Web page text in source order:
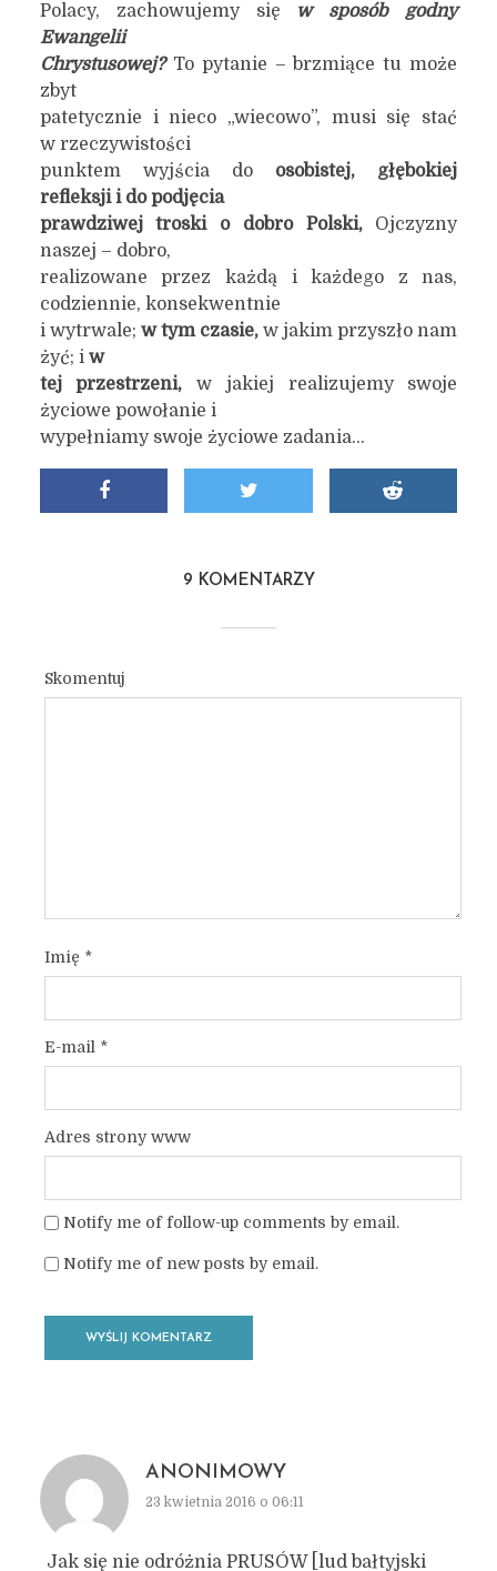
Polacy, zachowujemy się w sposób godny
Ewangelii
Chrystusowej?To pytanie – brzmiące tu może
zbyt
patetycznie i nieco „wiecowo”, musi się stać
w rzeczywistości
punktem wyjścia do osobistej, głębokiej
refleksji i do podjęcia
prawdziwej troski o dobro Polski,Ojczyzny
naszej – dobro,
realizowane przez każdą i każdego z nas,
codziennie, konsekwentnie
i wytrwale; w tym czasie, w jakim przyszło nam
żyć; i w
tej przestrzeni, w jakiej realizujemy swoje
życiowe powołanie i
wypełniamy swoje życiowe zadania…
9 KOMENTARZY
Skomentuj
Imię *
E-mail *
Adres strony www
Notify me of follow-up comments by email.
Notify me of new posts by email.
ANONIMOWY
23 kwietnia 2016 o 06:11
Jak się nie odróżnia PRUSÓW [lud bałtyjski